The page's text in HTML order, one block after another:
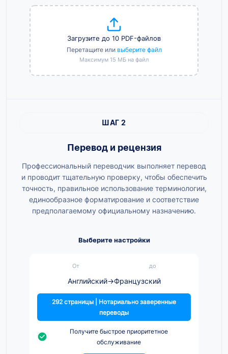
Загрузите до 10 PDF-файлов
Перетащите или выберите файл
Максимум 15 МБ на файл
ШАГ 2
Перевод и рецензия
Профессиональный переводчик выполняет перевод
и проводит тщательную проверку, чтобы обеспечить
точность, правильное использование терминологии,
единообразное форматирование и соответствие
предполагаемому официальному назначению.
Выберите настройки
От до
Английский→Французский
292 страницы | Нотариально заверенные
переводы
Получите быстрое приоритетное
обслуживание